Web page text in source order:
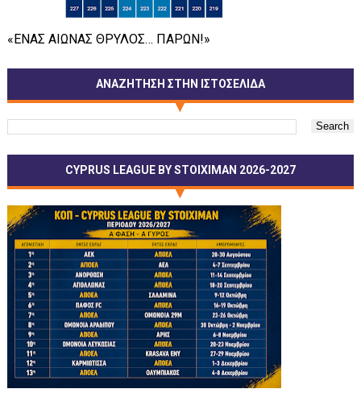
«ΕΝΑΣ ΑΙΩΝΑΣ ΘΡΥΛΟΣ… ΠΑΡΩΝ!»
ΑΝΑΖΗΤΗΣΗ ΣΤΗΝ ΙΣΤΟΣΕΛΙΔΑ
CYPRUS LEAGUE BY STOIXIMAN 2026-2027